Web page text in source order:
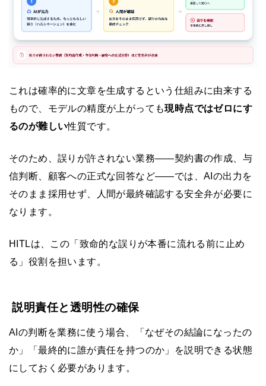
これは確率的に文章を生成するという仕組みに由来する
もので、モデルの精度が上がっても現時点ではゼロにす
るのが難しい性質です。
そのため、誤りが許されない業務——契約書の作成、与
信判断、顧客への正式な回答など——では、AIの出力を
そのまま採用せず、人間が最終確認する安全弁が必要に
なります。
HITLは、この「致命的な誤りが本番に流れる前に止め
る」役割を担います。
説明責任と透明性の確保
AIの判断を業務に使う場合、「なぜその結論になったの
か」「最終的に誰が責任を持つのか」を説明できる状態
にしておく必要があります。